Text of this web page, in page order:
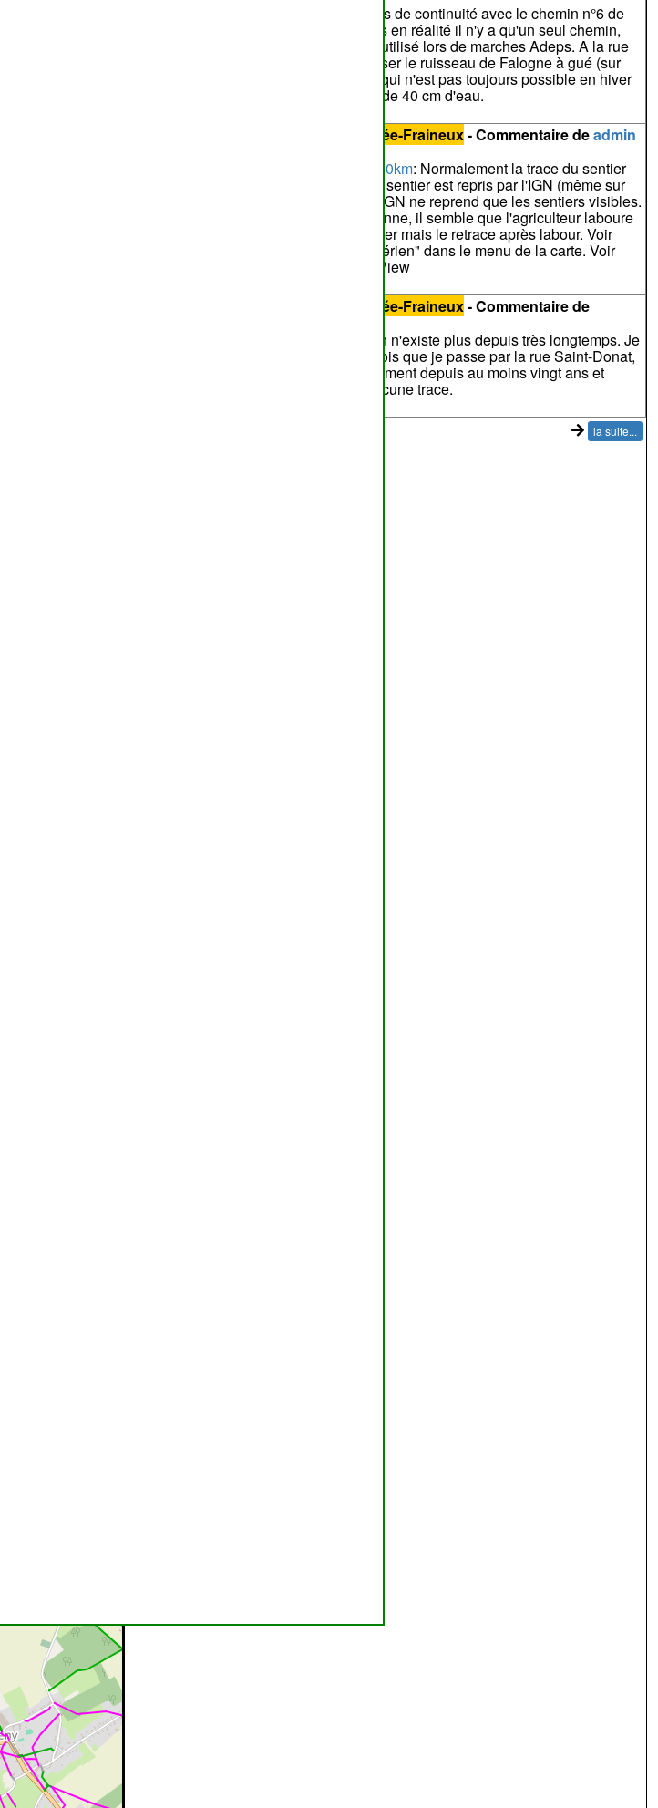
Sur la carte, il n'y a pas de continuité avec le chemin n°6 de
Yernée-Fraineux, mais en réalité il n'y a qu'un seul chemin,
qui est régulièrement utilisé lors de marches Adeps. A la rue
d'Yernée, il faut traverser le ruisseau de Falogne à gué (sur
quelques pierres), ce qui n'est pas toujours possible en hiver
où il peut y avoir plus de 40 cm d'eau.
Yernée-Fraineux- Commentaire deadmin
serge40000km: Normalement la trace du sentier
devrait être visible. Le sentier est repris par l'IGN (même sur
sa dernière carte) et l'IGN ne reprend que les sentiers visibles.
D'après la photo aérienne, il semble que l'agriculteur laboure
chaque année le sentier mais le retrace après labour. Voir
"IGN CartoWeb" et "Aérien" dans le menu de la carte. Voir
aussi la photo Street View
Yernée-Fraineux- Commentaire de
A mon avis, ce chemin n'existe plus depuis très longtemps. Je
le cherche à chaque fois que je passe par la rue Saint-Donat,
ce que je fait régulièrement depuis au moins vingt ans et
encore hier. Il n'y a aucune trace.
la suite...